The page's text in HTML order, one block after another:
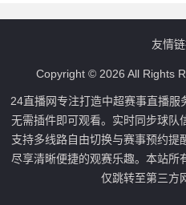
友情链
Copyright © 2026 All Rights
24直播网专注打造中超赛事直播
无需插件即可观看。实时同步球队
支持多线路自由切换与赛事预约提
尽享清晰便捷的观赛乐趣。本站所
仅跳转至第三方